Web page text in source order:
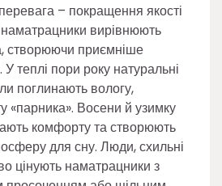
– покращення якості
наматрацники вирівнюють
створюючи приємніше
У теплі пори року натуральні
поглинають вологу,
«парника». Восени й узимку
комфорту та створюють
для сну. Люди, схильні
цінують наматрацники з